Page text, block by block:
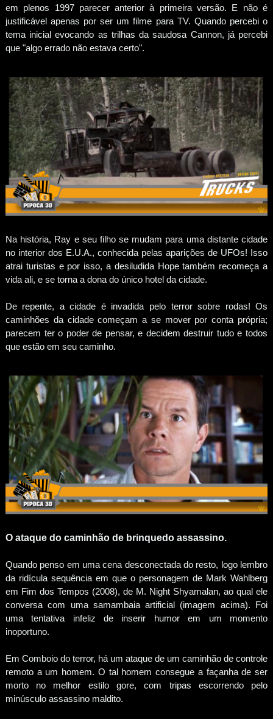
em plenos 1997 parecer anterior à primeira versão. E não é
justificável apenas por ser um filme para TV. Quando percebi o
tema inicial evocando as trilhas da saudosa Cannon, já percebi
que "algo errado não estava certo".
Na história, Ray e seu filho se mudam para uma distante cidade
no interior dos E.U.A., conhecida pelas aparições de UFOs! Isso
atrai turistas e por isso, a desiludida Hope também recomeça a
vida ali, e se torna a dona do único hotel da cidade.
De repente, a cidade é invadida pelo terror sobre rodas! Os
caminhões da cidade começam a se mover por conta própria;
parecem ter o poder de pensar, e decidem destruir tudo e todos
que estão em seu caminho.
O ataque do caminhão de brinquedo assassino.
Quando penso em uma cena desconectada do resto, logo lembro
da ridícula sequência em que o personagem de Mark Wahlberg
em Fim dos Tempos (2008), de M. Night Shyamalan, ao qual ele
conversa com uma samambaia artificial (imagem acima). Foi
uma tentativa infeliz de inserir humor em um momento
inoportuno.
Em Comboio do terror, há um ataque de um caminhão de controle
remoto a um homem. O tal homem consegue a façanha de ser
morto no melhor estilo gore, com tripas escorrendo pelo
minúsculo assassino maldito.